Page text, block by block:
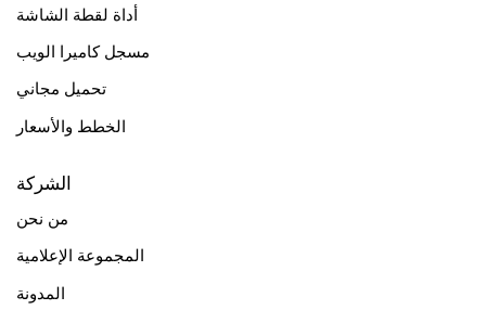
أداة لقطة الشاشة
مسجل كاميرا الويب
تحميل مجاني
الخطط والأسعار
الشركة
من نحن
المجموعة الإعلامية
المدونة